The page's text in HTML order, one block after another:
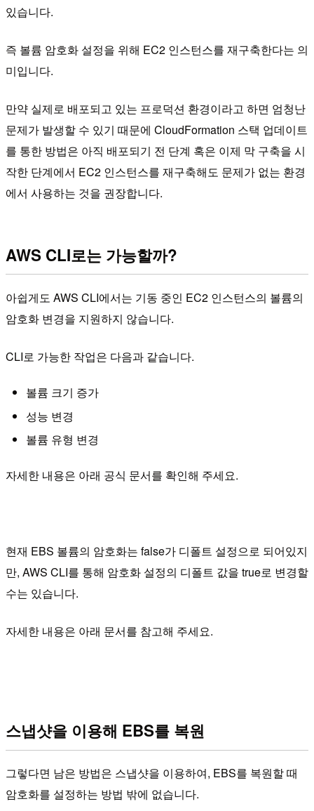
있습니다.
즉 볼륨 암호화 설정을 위해 EC2 인스턴스를 재구축한다는 의
미입니다.
만약 실제로 배포되고 있는 프로덕션 환경이라고 하면 엄청난
문제가 발생할 수 있기 때문에 CloudFormation 스택 업데이트
를 통한 방법은 아직 배포되기 전 단계 혹은 이제 막 구축을 시
작한 단계에서 EC2 인스턴스를 재구축해도 문제가 없는 환경
에서 사용하는 것을 권장합니다.
AWS CLI로는 가능할까?
아쉽게도 AWS CLI에서는 기동 중인 EC2 인스턴스의 볼륨의
암호화 변경을 지원하지 않습니다.
CLI로 가능한 작업은 다음과 같습니다.
볼륨 크기 증가
성능 변경
볼륨 유형 변경
자세한 내용은 아래 공식 문서를 확인해 주세요.
현재 EBS 볼륨의 암호화는 false가 디폴트 설정으로 되어있지
만, AWS CLI를 통해 암호화 설정의 디폴트 값을 true로 변경할
수는 있습니다.
자세한 내용은 아래 문서를 참고해 주세요.
스냅샷을 이용해 EBS를 복원
그렇다면 남은 방법은 스냅샷을 이용하여, EBS를 복원할 때
암호화를 설정하는 방법 밖에 없습니다.